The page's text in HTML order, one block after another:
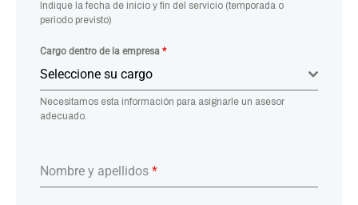
Indique la fecha de inicio y fin del servicio (temporada o
periodo previsto)
Cargo dentro de la empresa *
Seleccione su cargo
Necesitamos esta información para asignarle un asesor
adecuado.
Nombre y apellidos *